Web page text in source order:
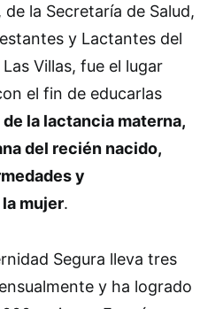
de la Secretaría de Salud,
y Lactantes del
Villas, fue el lugar
el fin de educarlas
la lactancia materna,
del recién nacido,
y
mujer.
Segura lleva tres
y ha logrado